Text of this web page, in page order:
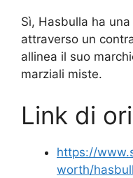
Sì, Hasbulla ha
attraverso un
allinea il suo
marziali miste.
Link di
https://
worth/